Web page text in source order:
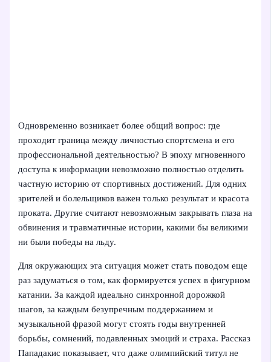
Одновременно возникает более общий вопрос: где
проходит граница между личностью спортсмена и его
профессиональной деятельностью? В эпоху мгновенного
доступа к информации невозможно полностью отделить
частную историю от спортивных достижений. Для одних
зрителей и болельщиков важен только результат и красота
проката. Другие считают невозможным закрывать глаза на
обвинения и травматичные истории, какими бы великими
ни были победы на льду.
Для окружающих эта ситуация может стать поводом еще
раз задуматься о том, как формируется успех в фигурном
катании. За каждой идеально синхронной дорожкой
шагов, за каждым безупречным поддержанием и
музыкальной фразой могут стоять годы внутренней
борьбы, сомнений, подавленных эмоций и страха. Рассказ
Пападакис показывает, что даже олимпийский титул не